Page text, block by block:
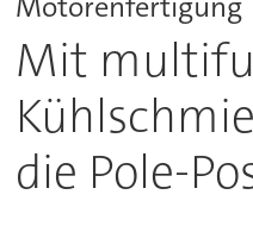
Mit
die Pole-